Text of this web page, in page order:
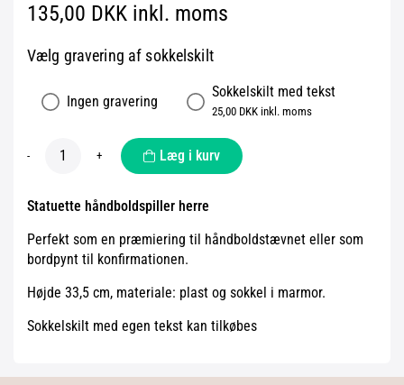
135,00 DKK inkl. moms
Vælg gravering af sokkelskilt
Ingen gravering
Sokkelskilt med tekst
25,00 DKK inkl. moms
- + Læg i kurv
Statuette håndboldspiller herre
Perfekt som en præmiering til håndboldstævnet eller som
bordpynt til konfirmationen.
Højde 33,5 cm, materiale: plast og sokkel i marmor.
Sokkelskilt med egen tekst kan tilkøbes